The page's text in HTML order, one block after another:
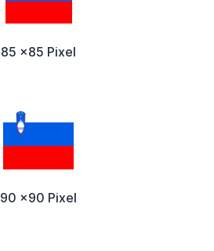
85 x85 Pixel
90 x90 Pixel